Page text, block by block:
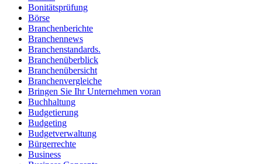
Bonitätsprüfung
Börse
Branchenberichte
Branchennews
Branchenstandards.
Branchenüberblick
Branchenübersicht
Branchenvergleiche
Bringen Sie Ihr Unternehmen voran
Buchhaltung
Budgetierung
Budgeting
Budgetverwaltung
Bürgerrechte
Business